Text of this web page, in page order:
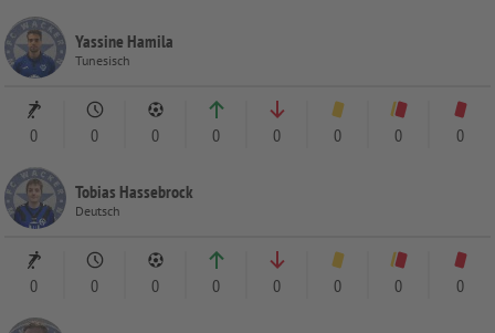
Yassine Hamila
Tunesisch
0 0 0 0 0 0 0 0
Tobias Hassebrock
Deutsch
0 0 0 0 0 0 0 0